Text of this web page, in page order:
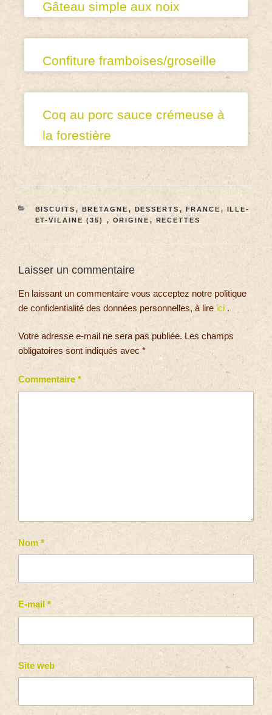
Gâteau simple aux noix
Confiture framboises/groseille
Coq au porc sauce crémeuse à
la forestière
BISCUITS , BRETAGNE , DESSERTS , FRANCE ,
ILLE-
ET-VILAINE (35) , ORIGINE , RECETTES
Laisser un commentaire
En laissant un commentaire vous acceptez notre politique
de confidentialité des données personnelles, à lire ici .
Votre adresse e-mail ne sera pas publiée. Les champs
obligatoires sont indiqués avec *
Commentaire *
Nom *
E-mail *
Site web